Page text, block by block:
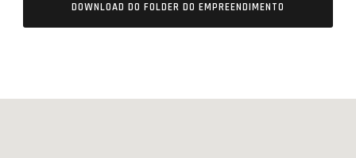
DOWNLOAD DO FOLDER DO EMPREENDIMENTO